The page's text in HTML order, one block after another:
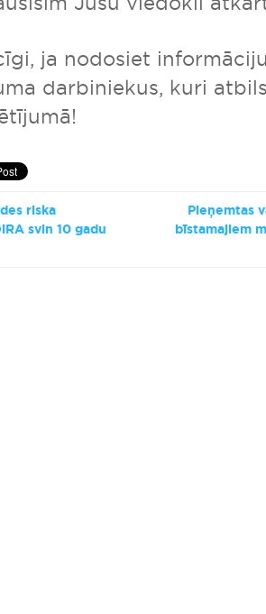
ja nodosiet
darbiniekus, kuri
riska
svin 10 gadu
Pieņemtas
bīstamajiem